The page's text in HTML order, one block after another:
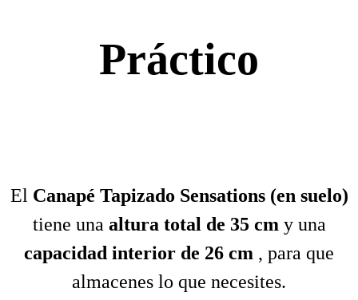
Práctico
El Canapé Tapizado Sensations (en suelo)
tiene una altura total de 35 cm y una
capacidad interior de 26 cm , para que
almacenes lo que necesites.